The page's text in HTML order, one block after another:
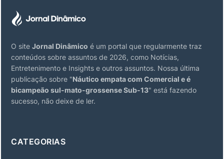
O site Jornal Dinâmico é um portal que regularmente traz
conteúdos sobre assuntos de 2026, como Notícias,
Entretenimento e Insights e outros assuntos. Nossa última
publicação sobre "Náutico empata com Comercial e é
bicampeão sul-mato-grossense Sub-13" está fazendo
sucesso, não deixe de ler.
CATEGORIAS